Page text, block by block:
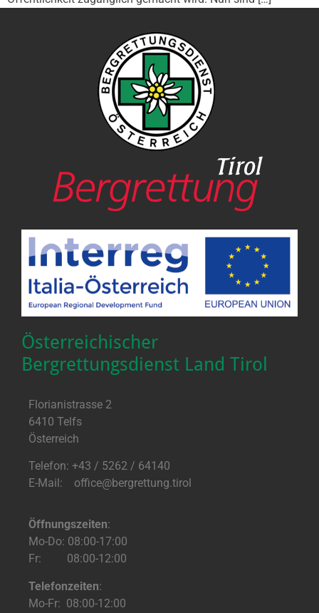
Österreichischer
Bergrettungsdienst Land Tirol
Florianistrasse 2
6410 Telfs
Österreich
Telefon: +43 / 5262 / 64140
E-Mail: office@bergrettung.tirol
Öffnungszeiten:
Mo-Do: 08:00-17:00
Fr: 08:00-12:00
Telefonzeiten:
Mo-Fr: 08:00-12:00